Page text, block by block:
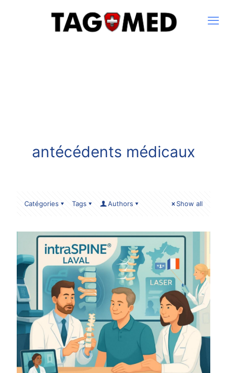
antécédents médicaux
Catégories Tags Authors Show all